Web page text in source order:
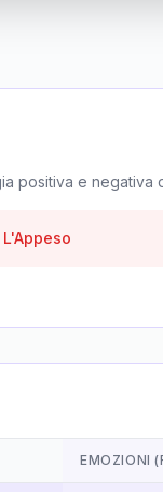
positiva e negativa
L'Appeso
EMOZIONI